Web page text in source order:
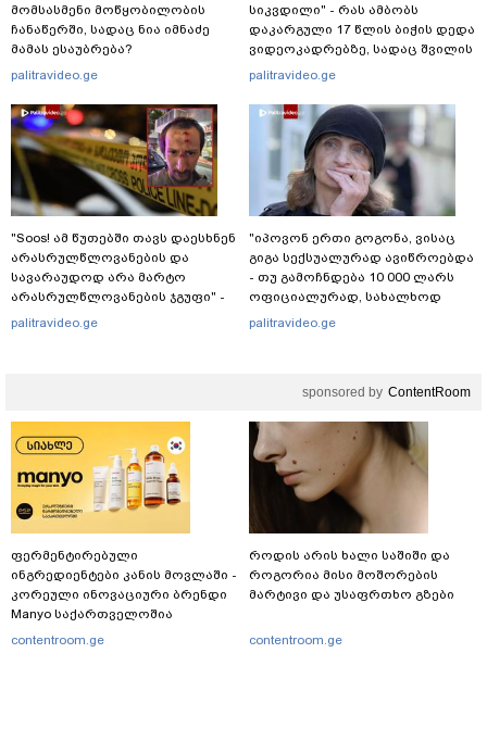
მომსასმენი მოწყობილობის
ჩანაწერში, სადაც ნია იმნაძე
მამას ესაუბრება?
palitravideo.ge
"Soos! ამ წუთებში თავს დაესხნენ
არასრულწლოვანების და
სავარაუდოდ არა მარტო
არასრულწლოვანების ჯგუფი" -
რა ინფორმაციას ავრცელებს
palitravideo.ge
სიკვდილი" - რას ამბობს
დაკარგული 17 წლის ბიჭის დედა
ვიდეოკადრებზე, სადაც შვილის
განწირული ვედრების ხმა
palitravideo.ge
"იპოვონ ერთი გოგონა, ვისაც
გიგა სექსუალურად ავიწროებდა
- თუ გამოჩნდება 10 000 ლარს
ოფიციალურად, სახალხოდ
გადავცემ" - ეკა კუპატაძე
palitravideo.ge
sponsored by ContentRoom
ფერმენტირებული
ინგრედიენტები კანის მოვლაში -
კორეული ინოვაციური ბრენდი
Manyo საქართველოშია
contentroom.ge
როდის არის ხალი საშიში და
როგორია მისი მოშორების
მარტივი და უსაფრთხო გზები
contentroom.ge